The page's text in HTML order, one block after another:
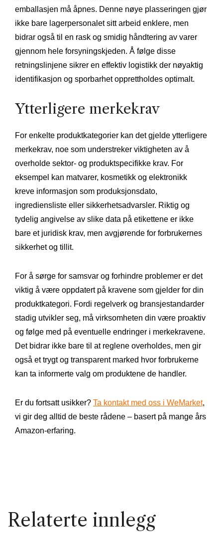
emballasjen må åpnes. Denne nøye plasseringen gjør
ikke bare lagerpersonalet sitt arbeid enklere, men
bidrar også til en rask og smidig håndtering av varer
gjennom hele forsyningskjeden. Å følge disse
retningslinjene sikrer en effektiv logistikk der nøyaktig
identifikasjon og sporbarhet opprettholdes optimalt.
Ytterligere merkekrav
For enkelte produktkategorier kan det gjelde ytterligere
merkekrav, noe som understreker viktigheten av å
overholde sektor- og produktspecifikke krav. For
eksempel kan matvarer, kosmetikk og elektronikk
kreve informasjon som produksjonsdato,
ingrediensliste eller sikkerhetsadvarsler. Riktig og
tydelig angivelse av slike data på etikettene er ikke
bare et juridisk krav, men avgjørende for forbrukernes
sikkerhet og tillit.
For å sørge for samsvar og forhindre problemer er det
viktig å være oppdatert på kravene som gjelder for din
produktkategori. Fordi regelverk og bransjestandarder
stadig utvikler seg, må virksomheten din være proaktiv
og følge med på eventuelle endringer i merkekravene.
Det bidrar ikke bare til at reglene overholdes, men gir
også et trygt og transparent marked hvor forbrukerne
kan ta informerte valg om produktene de handler.
Er du fortsatt usikker? Ta kontakt med oss i WeMarket,
vi gir deg alltid de beste rådene – basert på mange års
Amazon-erfaring.
Relaterte innlegg